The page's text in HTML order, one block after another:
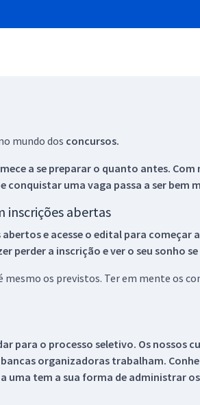
mundo dos concursos.
a se preparar o quanto antes.
conquistar uma vaga passa a ser bem
inscrições abertas
abertos e acesse o edital para
perder a inscrição e ver o seu sonho
os previstos. Ter em mente os
para o processo seletivo. Os
organizadoras trabalham.
tem a sua forma de administrar